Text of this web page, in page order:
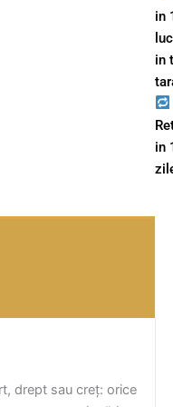
in
in
in
drept sau creț: orice